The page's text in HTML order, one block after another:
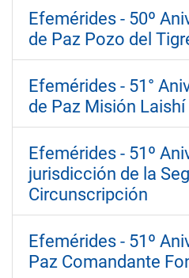
Efemérides - 50º
de Paz Pozo del
Efemérides - 51°
de Paz Misión Laishí
Efemérides - 51º
jurisdicción de la
Circunscripción
Efemérides - 51º
Paz Comandante